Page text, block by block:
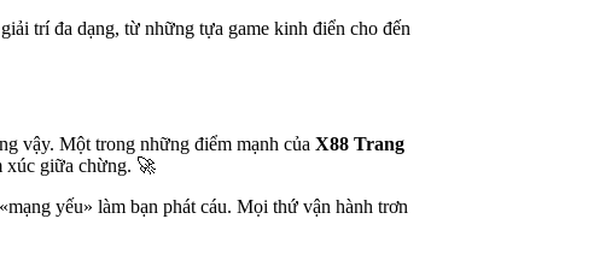
trí đa dạng, từ những tựa game kinh điển cho đến
vậy. Một trong những điểm mạnh của X88 Trang
xúc giữa chừng. 🚀
yếu» làm bạn phát cáu. Mọi thứ vận hành trơn